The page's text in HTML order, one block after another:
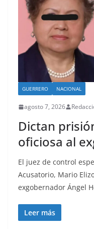
GUERRERO NACIONAL
agosto 7, 2026
Dictan
oficiosa al
El juez de control
Acusatorio, Mario
exgobernador Ángel
Leer más